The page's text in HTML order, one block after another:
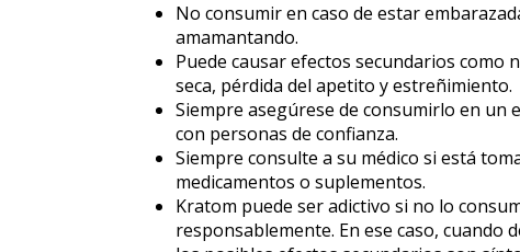
No consumir en caso de estar
amamantando.
Puede causar efectos secundarios como
seca, pérdida del apetito y estreñimiento.
Siempre asegúrese de consumirlo en un
con personas de confianza.
Siempre consulte a su médico si está
medicamentos o suplementos.
Kratom puede ser adictivo si no lo
responsablemente. En ese caso, cuando